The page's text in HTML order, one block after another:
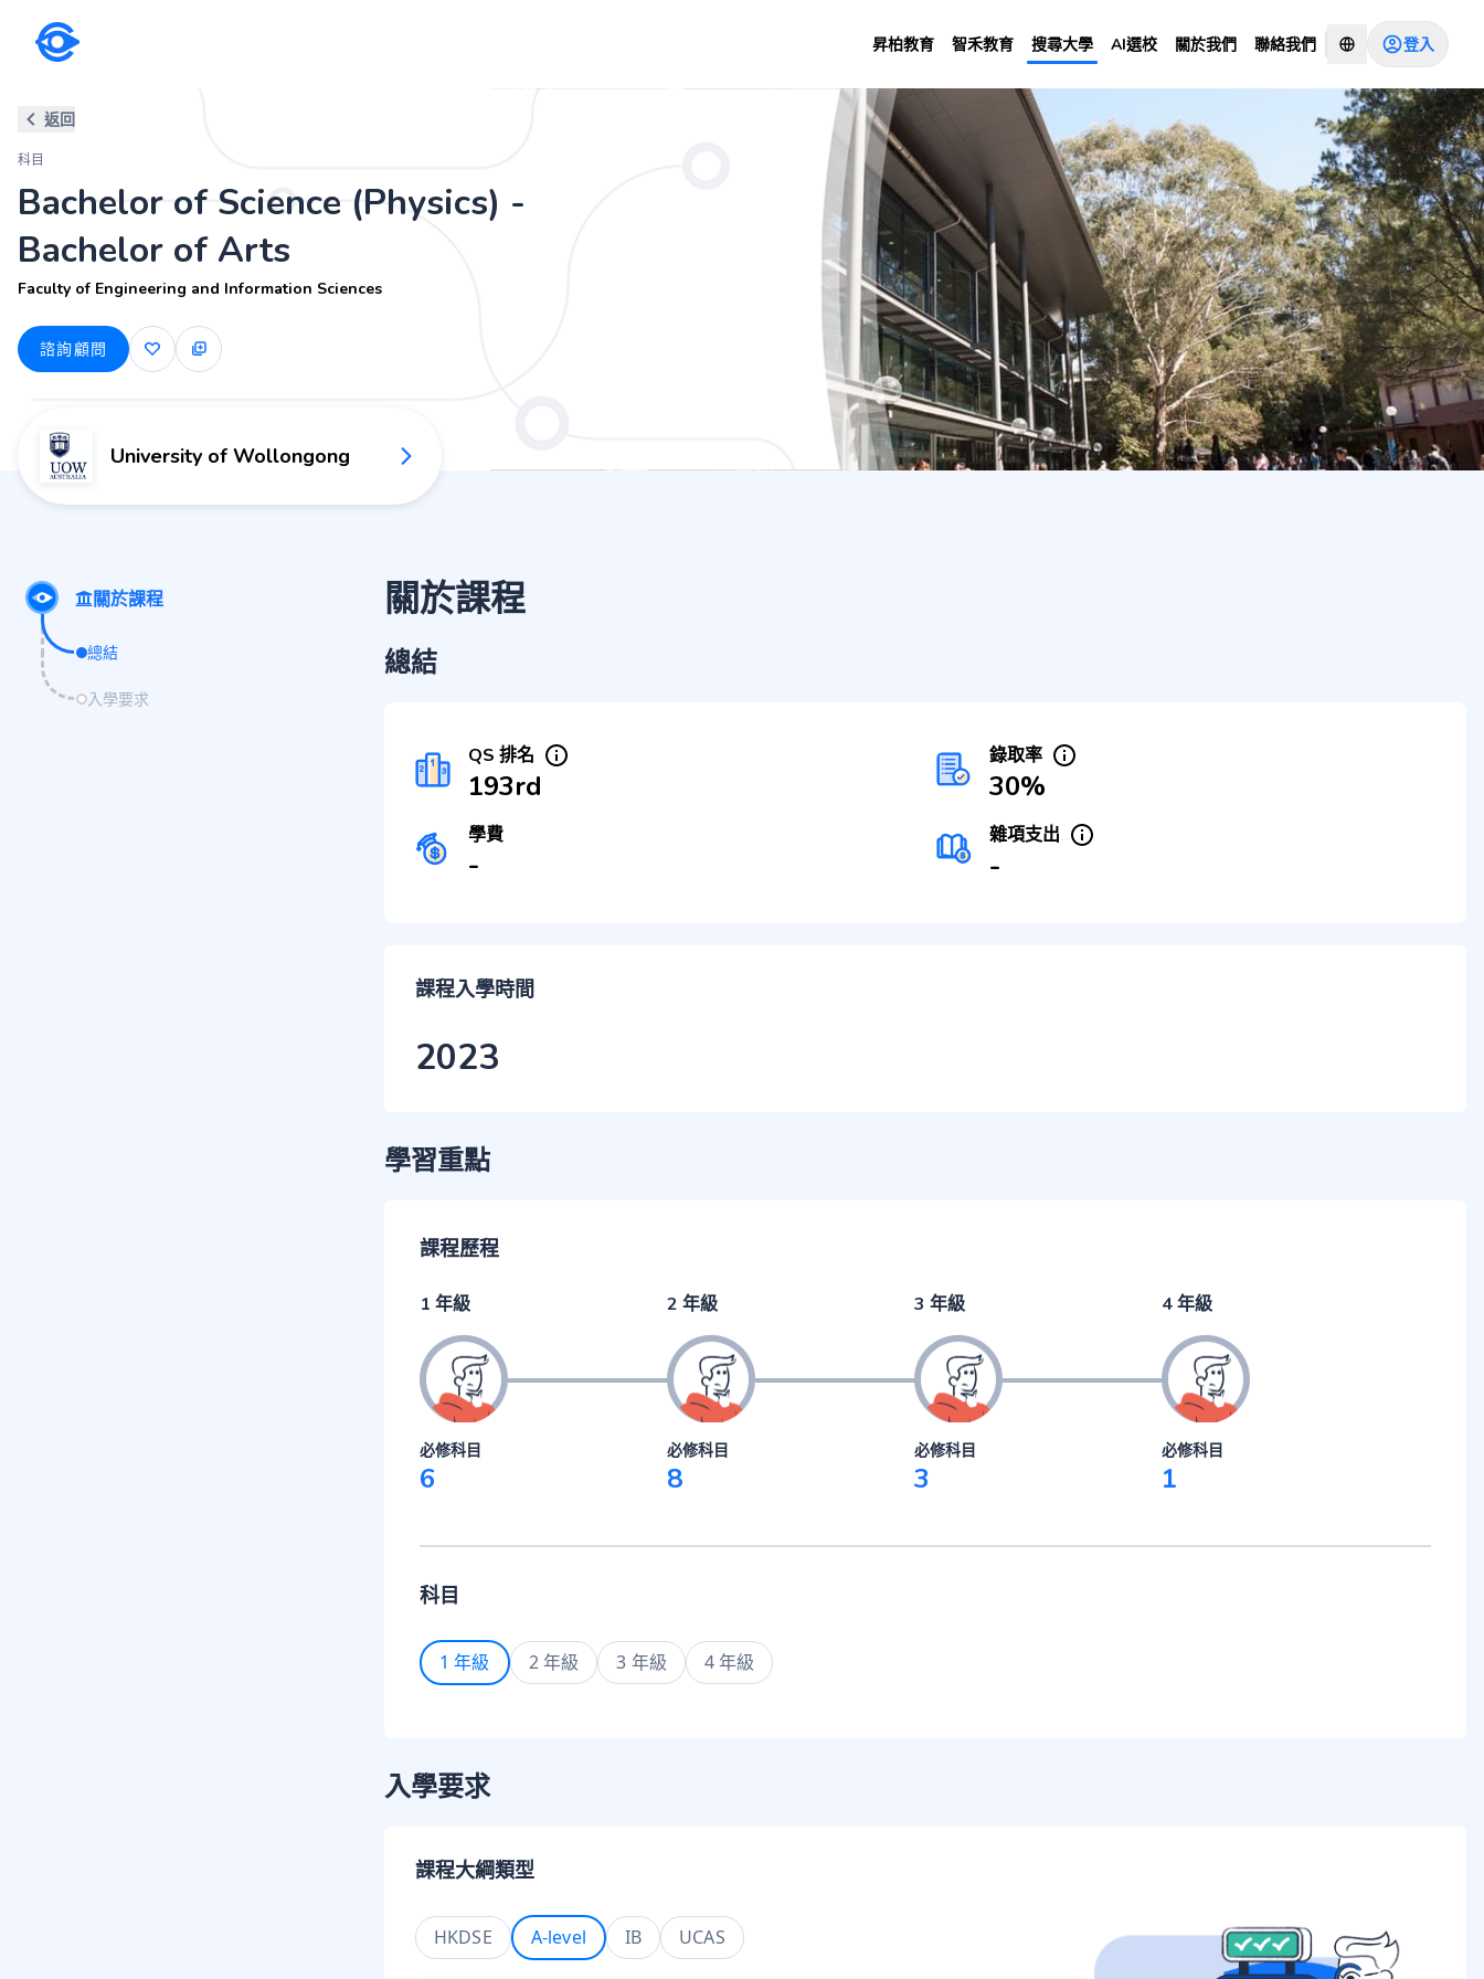
昇柏教育 智禾教育 搜尋大學 AI選校 關於我們 聯絡我們 登入
諮詢顧問
返回
科目
Bachelor of Science (Physics) -
Bachelor of Arts
Faculty of Engineering and Information Sciences
諮詢顧問
University of Wollongong
關於課程
總結
入學要求
關於課程
總結
QS 排名
193rd
錄取率
30%
學費
-
雜項支出
-
課程入學時間
2023
學習重點
課程歷程
1 年級
必修科目
6
2 年級
必修科目
8
3 年級
必修科目
3
4 年級
必修科目
1
科目
1 年級 2 年級 3 年級 4 年級
入學要求
課程大綱類型
HKDSE A-level IB UCAS